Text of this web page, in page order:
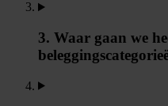
3. Waar gaan we